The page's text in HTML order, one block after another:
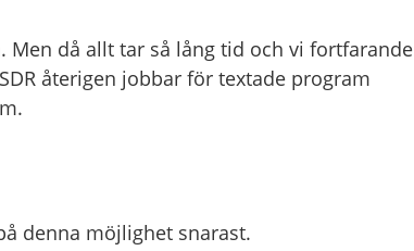
Men då allt tar så lång tid och vi fortfarande
återigen jobbar för textade program
denna möjlighet snarast.